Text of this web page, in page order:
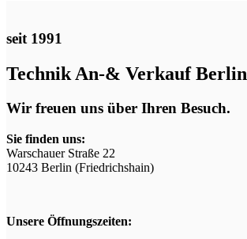
seit 1991
Technik An-& Verkauf Berlin
Wir freuen uns über Ihren Besuch.
Sie finden uns:
Warschauer Straße 22
10243 Berlin (Friedrichshain)
Unsere Öffnungszeiten: